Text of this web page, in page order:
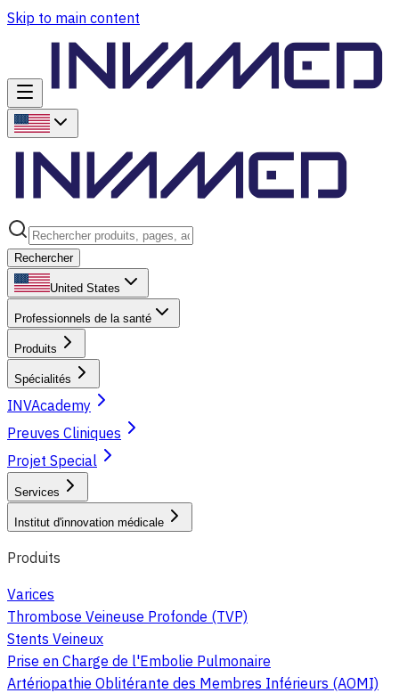
Skip to main content
Rechercher
United States
Professionnels de la santé
Produits
Spécialités
INVAcademy
Preuves Cliniques
Projet Special
Services
Institut d'innovation médicale
Produits
Varices
Thrombose Veineuse Profonde (TVP)
Stents Veineux
Prise en Charge de l'Embolie Pulmonaire
Artériopathie Oblitérante des Membres Inférieurs (AOMI)